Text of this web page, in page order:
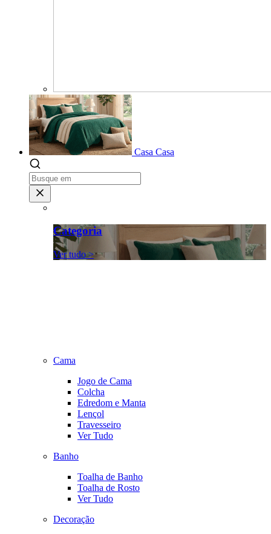
Casa Casa
Categoria
Ver tudo >
Cama
Jogo de Cama
Colcha
Edredom e Manta
Lençol
Travesseiro
Ver Tudo
Banho
Toalha de Banho
Toalha de Rosto
Ver Tudo
Decoração